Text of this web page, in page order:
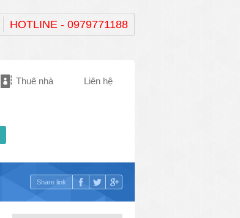
HOTLINE - 0979771188
Thuê nhà Liên hệ
Share link